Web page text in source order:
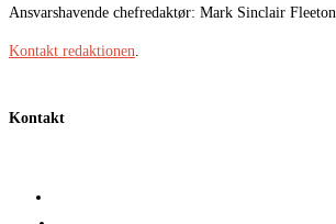
Ansvarshavende chefredaktør: Mark Sinclair Fleeton
Kontakt redaktionen
Kontakt